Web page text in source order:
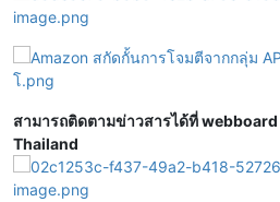
สามารถติดตามข่าวสารได้ที่ webboard
Thailand